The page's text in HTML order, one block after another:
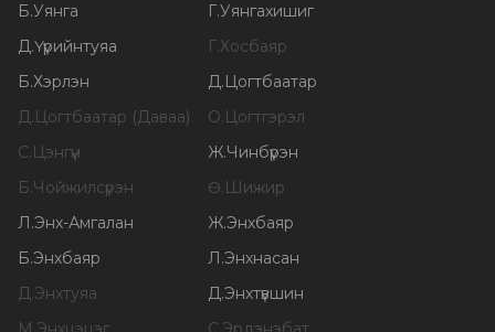
Б.Уянга Г.Уянгахишиг
Д.Үүрийнтуяа Г.Хосбаяр
Б.Хэрлэн Д. Цогтбаатар
Д. Цогтбаатар (Даваа) О. Цогтгэрэл
С. Цэнгүүн Ж.Чинбүрэн
Б.Чойжилсүрэн Ө. Шижир
Л .Энх-Амгалан Ж.Энхбаяр
Б.Энхбаяр Л .Энхнасан
Д.Энхтуяа Д.Энхтүвшин